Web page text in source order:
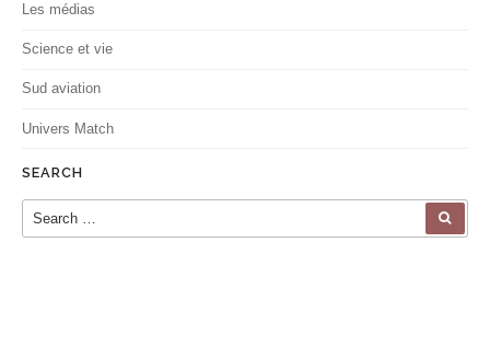
Les médias
Science et vie
Sud aviation
Univers Match
SEARCH
Search for: